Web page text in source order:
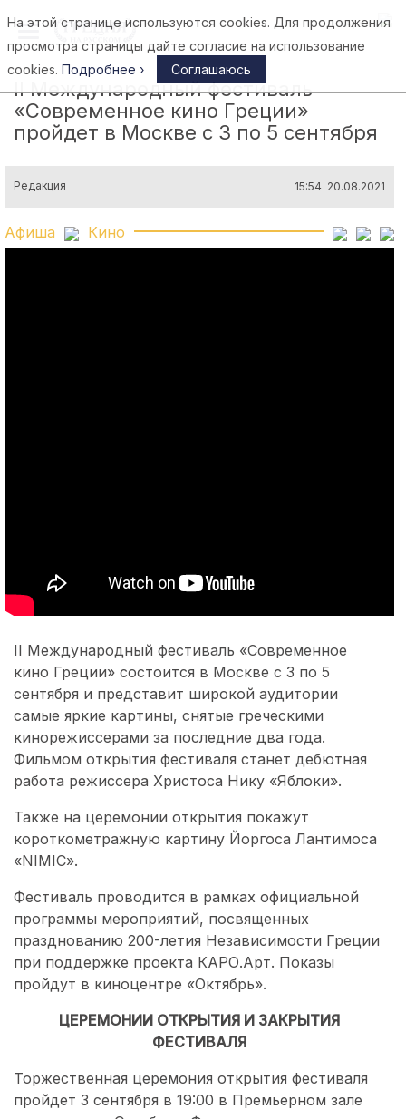
Афины
II Международный фестиваль
«Современное кино Греции»
пройдет в Москве с 3 по 5 сентября
Редакция 15:54 20.08.2021
Афиша Кино
II Международный фестиваль «Современное
кино Греции» состоится в Москве с 3 по 5
сентября и представит широкой аудитории
самые яркие картины, снятые греческими
кинорежиссерами за последние два года.
Фильмом открытия фестиваля станет дебютная
работа режиссера Христоса Нику «Яблоки».
Также на церемонии открытия покажут
короткометражную картину Йоргоса Лантимоса
«NIMIC».
Фестиваль проводится в рамках официальной
программы мероприятий, посвященных
празднованию 200-летия Независимости Греции
при поддержке проекта КАРО.Арт. Показы
пройдут в киноцентре «Октябрь».
ЦЕРЕМОНИИ ОТКРЫТИЯ И ЗАКРЫТИЯ
ФЕСТИВАЛЯ
Торжественная церемония открытия фестиваля
пройдет 3 сентября в 19:00 в Премьерном зале
На этой странице используются cookies. Для продолжения
просмотра страницы дайте согласие на использование
cookies. Подробнее › Соглашаюсь